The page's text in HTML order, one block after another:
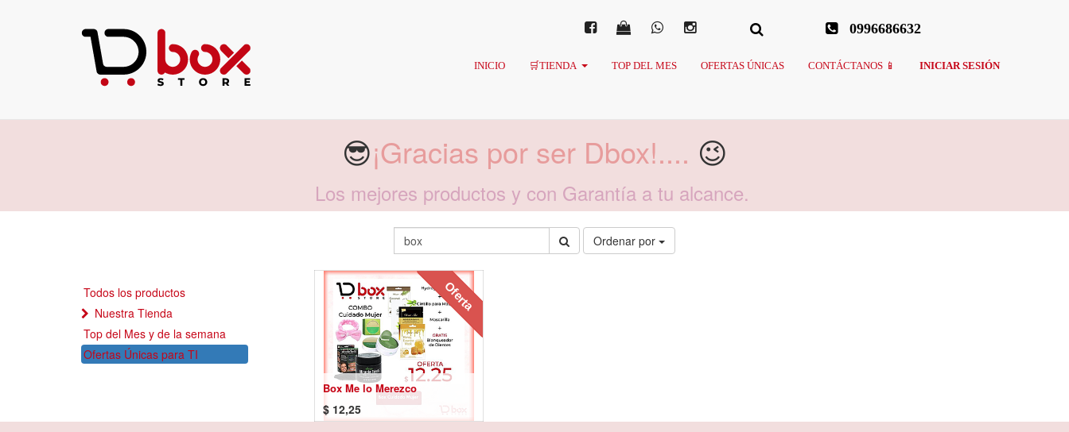
0996686632
INICIO 🛒TIENDA TOP DEL MES OFERTAS ÚNICAS CONTÁCTANOS 📱 INICIAR SESIÓN
😎¡Gracias por ser Dbox!.... 😉
Los mejores productos y con Garantía a tu alcance.
Ordenar por
Todos los productos
Nuestra Tienda
Top del Mes y de la semana
Ofertas Únicas para TI
Oferta
Box Me lo Merezco
$ 12,25